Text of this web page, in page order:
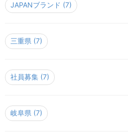
JAPANブランド (7)
三重県 (7)
社員募集 (7)
岐阜県 (7)